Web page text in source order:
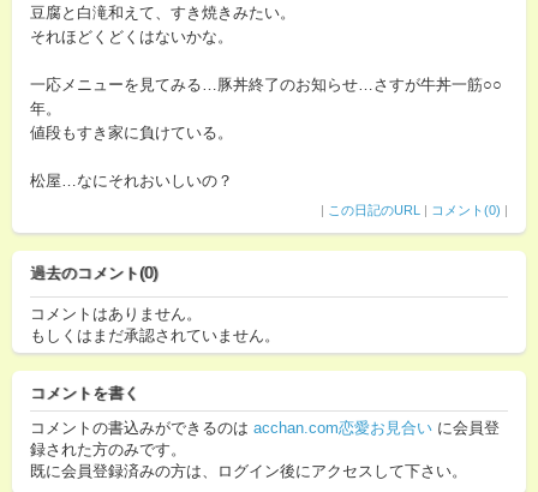
豆腐と白滝和えて、すき焼きみたい。
それほどくどくはないかな。
一応メニューを見てみる…豚丼終了のお知らせ…さすが牛丼一筋○○
年。
値段もすき家に負けている。
松屋…なにそれおいしいの？
| この日記のURL | コメント(0) |
過去のコメント(0)
コメントはありません。
もしくはまだ承認されていません。
コメントを書く
コメントの書込みができるのは acchan.com恋愛お見合い に会員登
録された方のみです。
既に会員登録済みの方は、ログイン後にアクセスして下さい。